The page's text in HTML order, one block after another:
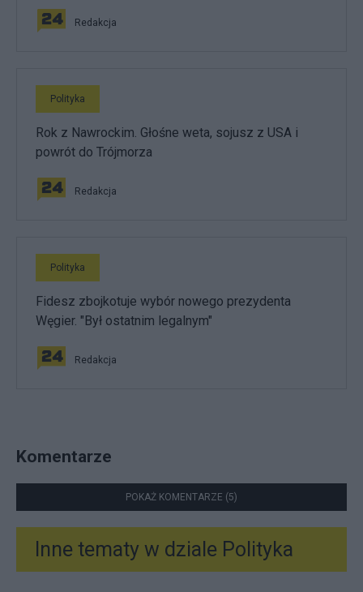
Redakcja
Polityka
Rok z Nawrockim. Głośne weta, sojusz z USA i
powrót do Trójmorza
Redakcja
Polityka
Fidesz zbojkotuje wybór nowego prezydenta
Węgier. "Był ostatnim legalnym"
Redakcja
Komentarze
POKAŻ KOMENTARZE (5)
Inne tematy w dziale Polityka